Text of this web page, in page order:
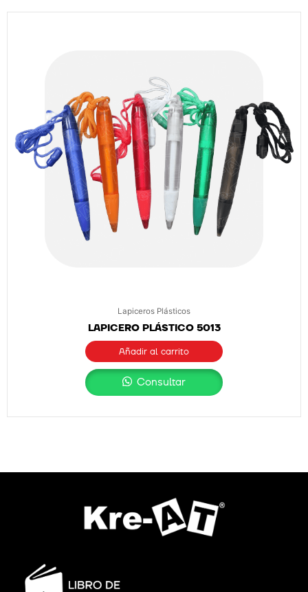
Lapiceros Plásticos
LAPICERO PLÁSTICO 5013
Añadir al carrito
Consultar